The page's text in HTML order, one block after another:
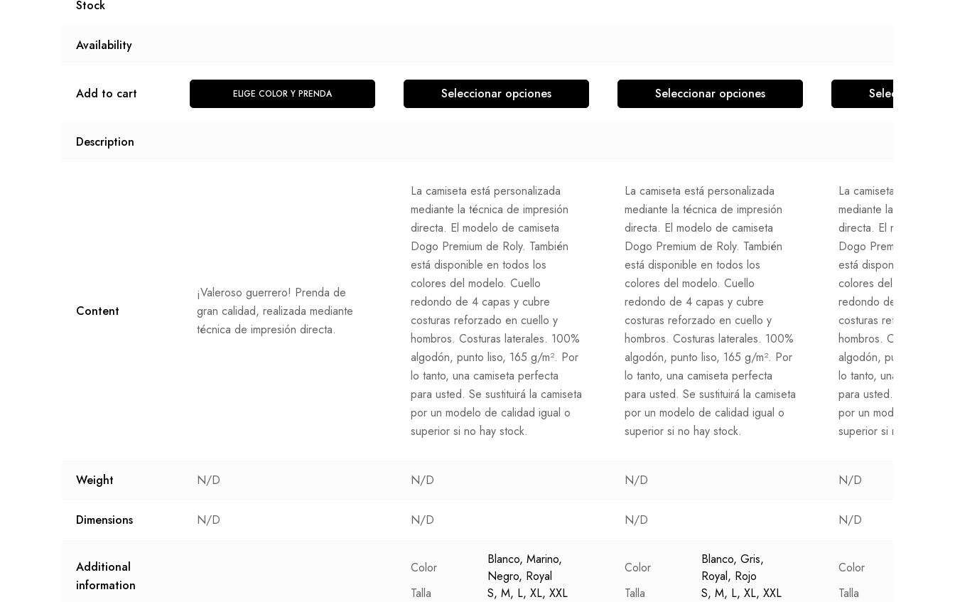
Stock
Availability
Add to cart ELIGE COLOR Y PRENDA Seleccionar opciones Seleccionar opciones Seleccionar
Description
Content
¡Valeroso guerrero! Prenda de
gran calidad, realizada mediante
técnica de impresión directa.
La camiseta está personalizada
mediante la técnica de impresión
directa. El modelo de camiseta
Dogo Premium de Roly. También
está disponible en todos los
colores del modelo. Cuello
redondo de 4 capas y cubre
costuras reforzado en cuello y
hombros. Costuras laterales. 100%
algodón, punto liso, 165 g/m². Por
lo tanto, una camiseta perfecta
para usted. Se sustituirá la camiseta
por un modelo de calidad igual o
superior si no hay stock.
La camiseta está personalizada
mediante la técnica de impresión
directa. El modelo de camiseta
Dogo Premium de Roly. También
está disponible en todos los
colores del modelo. Cuello
redondo de 4 capas y cubre
costuras reforzado en cuello y
hombros. Costuras laterales. 100%
algodón, punto liso, 165 g/m². Por
lo tanto, una camiseta perfecta
para usted. Se sustituirá la camiseta
por un modelo de calidad igual o
superior si no hay stock.
La camiseta está
mediante la técnica de
directa. El modelo de
Dogo Premium de
está disponible en
colores del modelo.
redondo de 4 capas y
costuras reforzado en
hombros. Costuras
algodón, punto liso,
lo tanto, una camiseta
para usted. Se
por un modelo de
superior si no hay stock.
Weight N/D N/D N/D N/D
Dimensions N/D N/D N/D N/D
Additional
information
Color
Blanco, Marino,
Negro, Royal
Talla
S, M, L, XL, XXL
Color
Blanco, Gris,
Royal, Rojo
Talla
S, M, L, XL, XXL
Color
Talla